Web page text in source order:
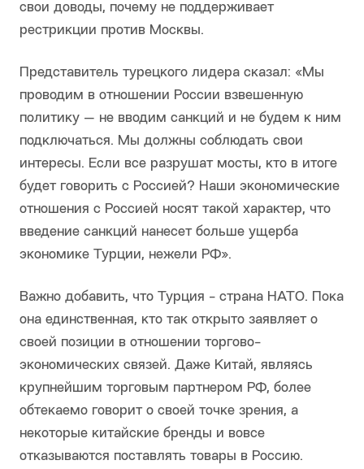
свои доводы, почему не поддерживает
рестрикции против Москвы.
Представитель турецкого лидера сказал: «Мы
проводим в отношении России взвешенную
политику — не вводим санкций и не будем к ним
подключаться. Мы должны соблюдать свои
интересы. Если все разрушат мосты, кто в итоге
будет говорить с Россией? Наши экономические
отношения с Россией носят такой характер, что
введение санкций нанесет больше ущерба
экономике Турции, нежели РФ».
Важно добавить, что Турция - страна НАТО. Пока
она единственная, кто так открыто заявляет о
своей позиции в отношении торгово-
экономических связей. Даже Китай, являясь
крупнейшим торговым партнером РФ, более
обтекаемо говорит о своей точке зрения, а
некоторые китайские бренды и вовсе
отказываются поставлять товары в Россию.